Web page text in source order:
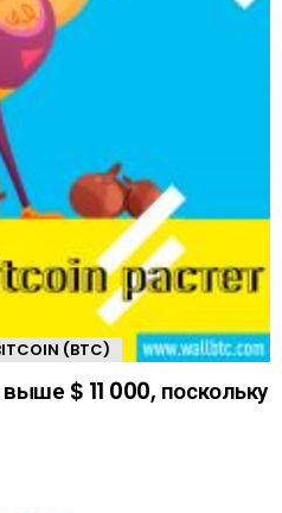
(BTC)
$ 11 000, поскольку